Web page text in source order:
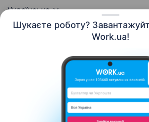
Шукаєте роботу?
Work.ua!
Українська
Контакти Про нас
Новини Work.ua
Допомога